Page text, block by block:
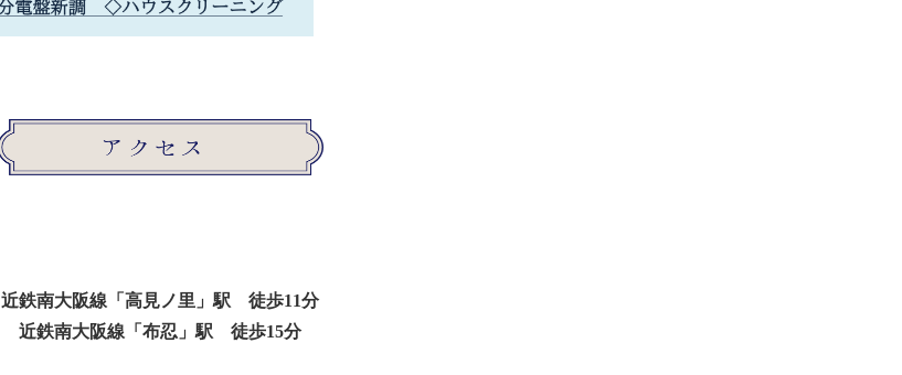
近鉄南大阪線「高見ノ里」駅 徒歩11分
近鉄南大阪線「布忍」駅 徒歩15分